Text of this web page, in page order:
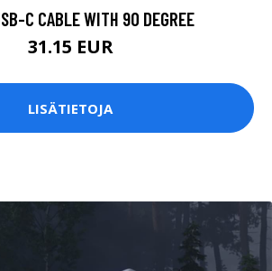
C CABLE WITH 90 DEGREE
31.15 EUR
LISÄTIETOJA